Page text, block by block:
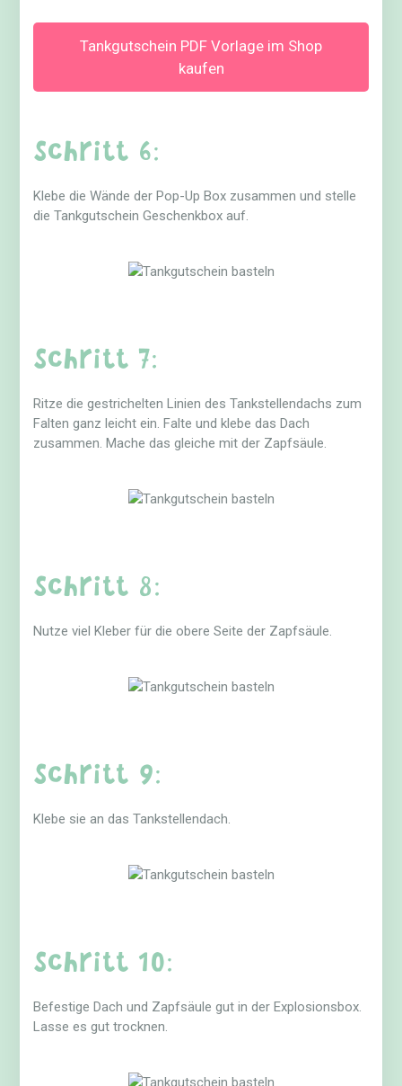
Tankgutschein PDF Vorlage im Shop
kaufen
Schritt 6:
Klebe die Wände der Pop-Up Box zusammen und stelle
die Tankgutschein Geschenkbox auf.
Schritt 7:
Ritze die gestrichelten Linien des Tankstellendachs zum
Falten ganz leicht ein. Falte und klebe das Dach
zusammen. Mache das gleiche mit der Zapfsäule.
Schritt 8:
Nutze viel Kleber für die obere Seite der Zapfsäule.
Schritt 9:
Klebe sie an das Tankstellendach.
Schritt 10:
Befestige Dach und Zapfsäule gut in der Explosionsbox.
Lasse es gut trocknen.